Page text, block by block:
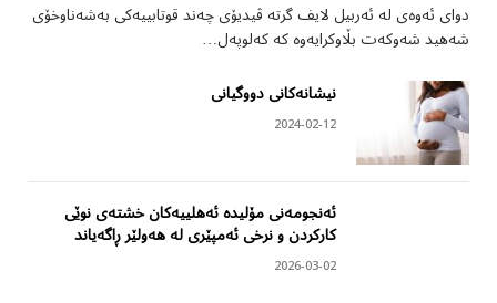
دوای ئەوەی لە ئەربیل لایف گرتە ڤیدیۆی چەند قوتابییەکی بەشەناوخۆی
شەهید شەوکەت بڵاوکرایەوە کە کەلوپەل…
نیشانەکانی دووگیانی
2024-02-12
ئەنجومەنی مۆلیدە ئەهلییەکان خشتەی نوێی
کارکردن و نرخی ئەمپێری لە هەولێر ڕاگەیاند
2026-03-02